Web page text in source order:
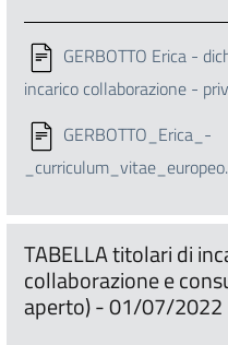
GERBOTTO Erica -
incarico collaborazione -
GERBOTTO_Erica_-
TABELLA titolari di
collaborazione e
aperto) - 01/07/2022